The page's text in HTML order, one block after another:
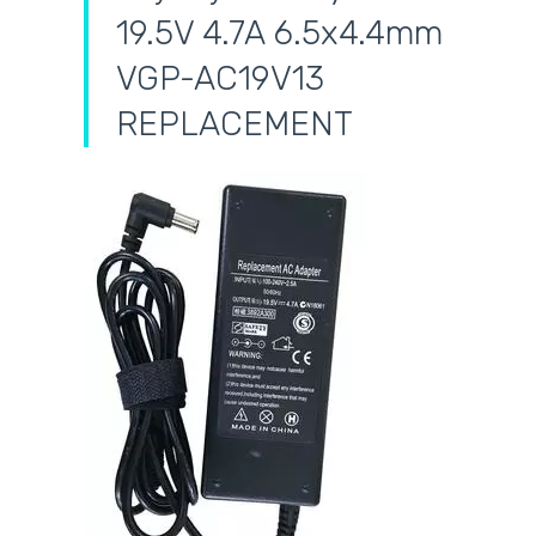
19.5V 4.7A 6.5x4.4mm
VGP-AC19V13
REPLACEMENT
самовывоз